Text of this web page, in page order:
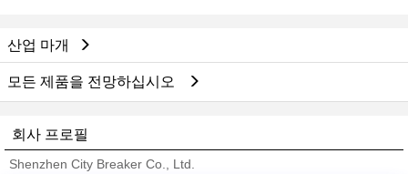
산업 마개
모든 제품을 전망하십시오
회사 프로필
Shenzhen City Breaker Co., Ltd.